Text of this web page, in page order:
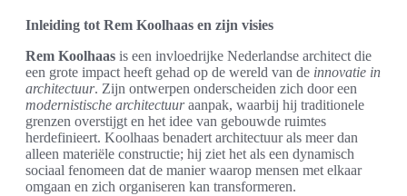
Inleiding tot Rem Koolhaas en zijn visies
Rem Koolhaas is een invloedrijke Nederlandse architect die
een grote impact heeft gehad op de wereld van de innovatie in
architectuur. Zijn ontwerpen onderscheiden zich door een
modernistische architectuuraanpak, waarbij hij traditionele
grenzen overstijgt en het idee van gebouwde ruimtes
herdefinieert. Koolhaas benadert architectuur als meer dan
alleen materiële constructie; hij ziet het als een dynamisch
sociaal fenomeen dat de manier waarop mensen met elkaar
omgaan en zich organiseren kan transformeren.